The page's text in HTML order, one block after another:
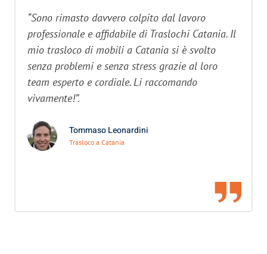
“Sono rimasto davvero colpito dal lavoro
professionale e affidabile di Traslochi Catania. Il
mio trasloco di mobili a Catania si è svolto
senza problemi e senza stress grazie al loro
team esperto e cordiale. Li raccomando
vivamente!”.
Tommaso Leonardini
Trasloco a Catania